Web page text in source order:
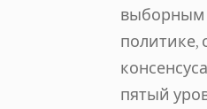
выборным
политике,
пятый